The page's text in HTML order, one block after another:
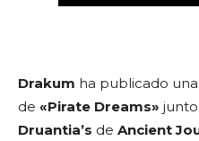
Drakum ha publicado
de «Pirate Dreams» junto
Druantia’s de Ancient